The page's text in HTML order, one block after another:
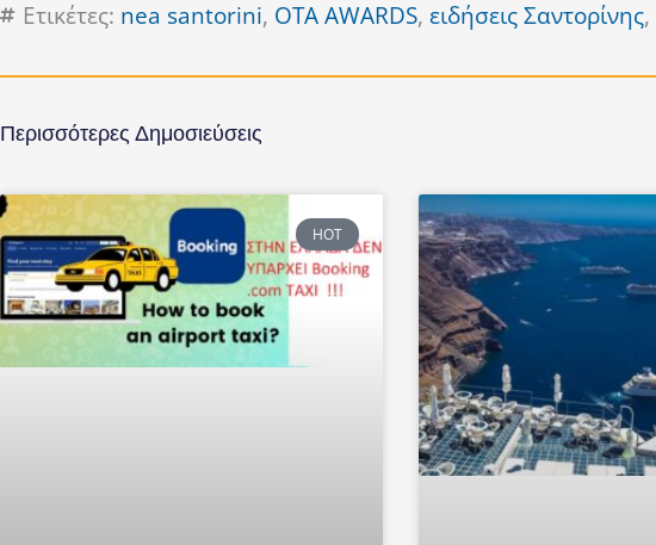
Ετικέτες: nea santorini, OTA AWARDS, ειδήσεις Σαντορίνης,
Περισσότερες Δημοσιεύσεις
HOT